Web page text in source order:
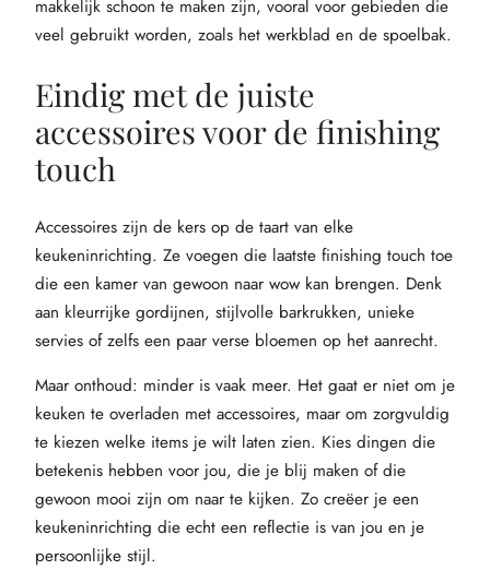
makkelijk schoon te maken zijn, vooral voor gebieden die
veel gebruikt worden, zoals het werkblad en de spoelbak.
Eindig met de juiste
accessoires voor de finishing
touch
Accessoires zijn de kers op de taart van elke
keukeninrichting. Ze voegen die laatste finishing touch toe
die een kamer van gewoon naar wow kan brengen. Denk
aan kleurrijke gordijnen, stijlvolle barkrukken, unieke
servies of zelfs een paar verse bloemen op het aanrecht.
Maar onthoud: minder is vaak meer. Het gaat er niet om je
keuken te overladen met accessoires, maar om zorgvuldig
te kiezen welke items je wilt laten zien. Kies dingen die
betekenis hebben voor jou, die je blij maken of die
gewoon mooi zijn om naar te kijken. Zo creëer je een
keukeninrichting die echt een reflectie is van jou en je
persoonlijke stijl.